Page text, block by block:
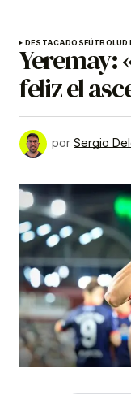
DESTACADOSFÚTBOLUD
Yeremay:
feliz el
por Sergio